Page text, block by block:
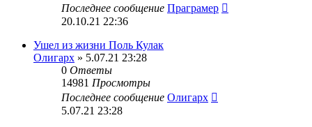
Последнее сообщение Праграмер
20.10.21 22:36
Ушел из жизни Поль Кулак
Олигарх » 5.07.21 23:28
0 Ответы
14981 Просмотры
Последнее сообщение Олигарх
5.07.21 23:28